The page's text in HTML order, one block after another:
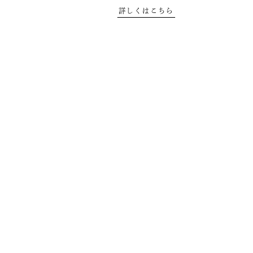
詳しくはこちら